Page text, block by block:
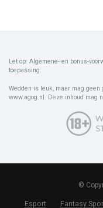
Let op: Algemene- en bonus-
toepassing.
Wedden is leuk, maar mag geen
www.agog.nl. Deze inhoud mag
©
Esport Fantasy